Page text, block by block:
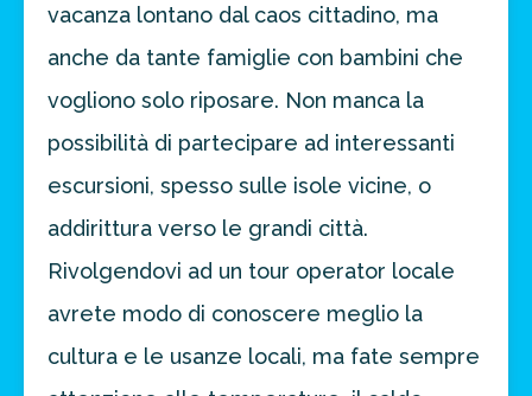
vacanza lontano dal caos cittadino, ma
anche da tante famiglie con bambini che
vogliono solo riposare. Non manca la
possibilità di partecipare ad interessanti
escursioni, spesso sulle isole vicine, o
addirittura verso le grandi città.
Rivolgendovi ad un tour operator locale
avrete modo di conoscere meglio la
cultura e le usanze locali, ma fate sempre